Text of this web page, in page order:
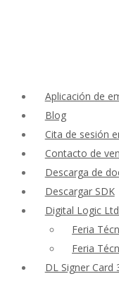
Aplicación de
Blog
Cita de sesión
Contacto de
Descarga de
Descargar SDK
Digital Logic
Feria
Feria
DL Signer Card